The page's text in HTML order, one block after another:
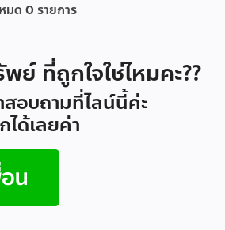
มด 0 รายการ
ย์ ที่ถูกใจใช่ไหมคะ??
อบถามที่ไลน์นี้ค่ะ
ด้เลยค่า